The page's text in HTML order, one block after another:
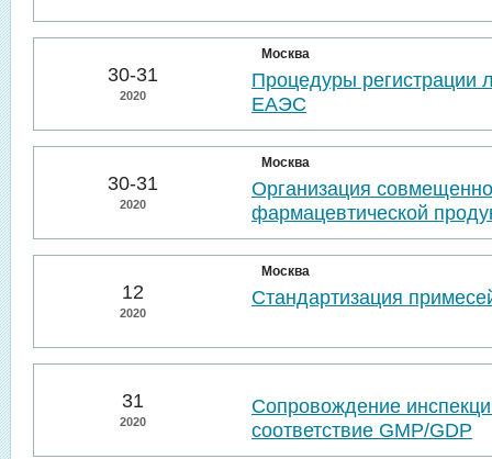
30-31
2020
Москва
Процедуры регистрации
ЕАЭС
30-31
2020
Москва
Организация
фармацевтической
12
2020
Москва
Стандартизация
31
2020
Сопровождение
соответствие GMP/GDP